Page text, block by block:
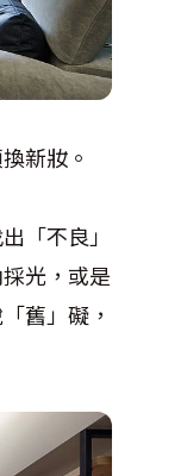
新妝。
「不良」
光，或是
舊」礙，